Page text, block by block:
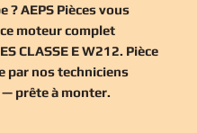
? AEPS Pièces vous
moteur complet
CLASSE E W212. Pièce
par nos techniciens
prête à monter.